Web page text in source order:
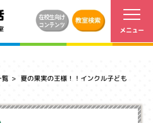
覧 夏の果実の王様！！インクル子ども